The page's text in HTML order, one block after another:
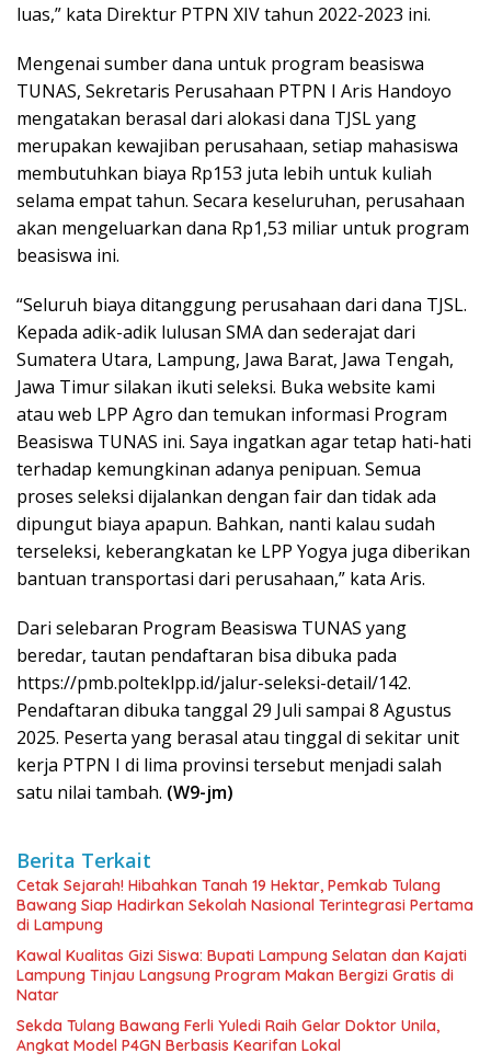
luas,” kata Direktur PTPN XIV tahun 2022-2023 ini.
Mengenai sumber dana untuk program beasiswa
TUNAS, Sekretaris Perusahaan PTPN I Aris Handoyo
mengatakan berasal dari alokasi dana TJSL yang
merupakan kewajiban perusahaan, setiap mahasiswa
membutuhkan biaya Rp153 juta lebih untuk kuliah
selama empat tahun. Secara keseluruhan, perusahaan
akan mengeluarkan dana Rp1,53 miliar untuk program
beasiswa ini.
“Seluruh biaya ditanggung perusahaan dari dana TJSL.
Kepada adik-adik lulusan SMA dan sederajat dari
Sumatera Utara, Lampung, Jawa Barat, Jawa Tengah,
Jawa Timur silakan ikuti seleksi. Buka website kami
atau web LPP Agro dan temukan informasi Program
Beasiswa TUNAS ini. Saya ingatkan agar tetap hati-hati
terhadap kemungkinan adanya penipuan. Semua
proses seleksi dijalankan dengan fair dan tidak ada
dipungut biaya apapun. Bahkan, nanti kalau sudah
terseleksi, keberangkatan ke LPP Yogya juga diberikan
bantuan transportasi dari perusahaan,” kata Aris.
Dari selebaran Program Beasiswa TUNAS yang
beredar, tautan pendaftaran bisa dibuka pada
https://pmb.polteklpp.id/jalur-seleksi-detail/142.
Pendaftaran dibuka tanggal 29 Juli sampai 8 Agustus
2025. Peserta yang berasal atau tinggal di sekitar unit
kerja PTPN I di lima provinsi tersebut menjadi salah
satu nilai tambah. (W9-jm)
Berita Terkait
Cetak Sejarah! Hibahkan Tanah 19 Hektar, Pemkab Tulang
Bawang Siap Hadirkan Sekolah Nasional Terintegrasi Pertama
di Lampung
Kawal Kualitas Gizi Siswa: Bupati Lampung Selatan dan Kajati
Lampung Tinjau Langsung Program Makan Bergizi Gratis di
Natar
Sekda Tulang Bawang Ferli Yuledi Raih Gelar Doktor Unila,
Angkat Model P4GN Berbasis Kearifan Lokal